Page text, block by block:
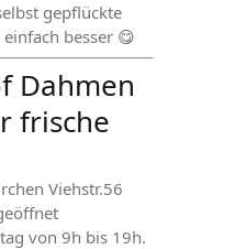
gepflückte
besser 😋
Dahmen
frische
Viehstr.56
von 9h bis 19h.